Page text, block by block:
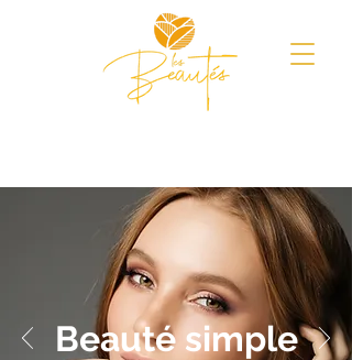
Beauté simple